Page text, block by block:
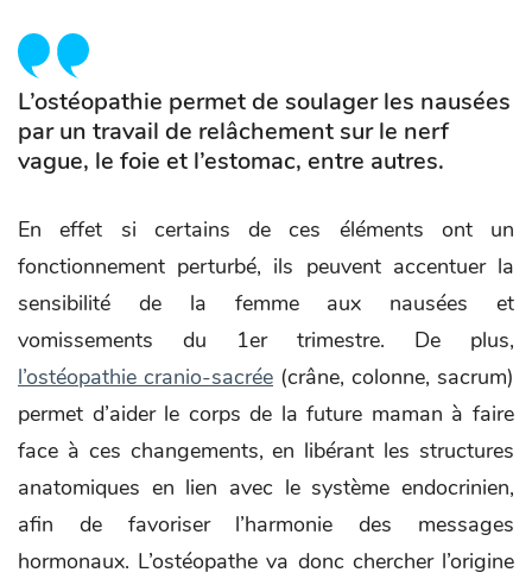
L’ostéopathie permet de soulager les nausées
par un travail de relâchement sur le nerf
vague, le foie et l’estomac, entre autres.
En effet si certains de ces éléments ont un
fonctionnement perturbé, ils peuvent accentuer la
sensibilité de la femme aux nausées et
vomissements du 1er trimestre. De plus,
l’ostéopathie cranio-sacrée (crâne, colonne, sacrum)
permet d’aider le corps de la future maman à faire
face à ces changements, en libérant les structures
anatomiques en lien avec le système endocrinien,
afin de favoriser l’harmonie des messages
hormonaux. L’ostéopathe va donc chercher l’origine